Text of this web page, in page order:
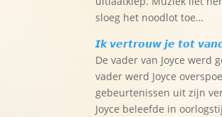
sloeg het noodlot toe…
𝙄𝙠 𝙫𝙚𝙧𝙩𝙧𝙤𝙪𝙬 𝙟𝙚 𝙩𝙤𝙩
De vader van Joyce
vader werd Joyce
gebeurtenissen uit zijn
Joyce beleefde in